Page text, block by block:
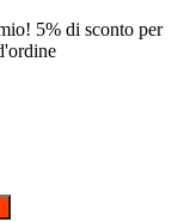
5% di sconto per